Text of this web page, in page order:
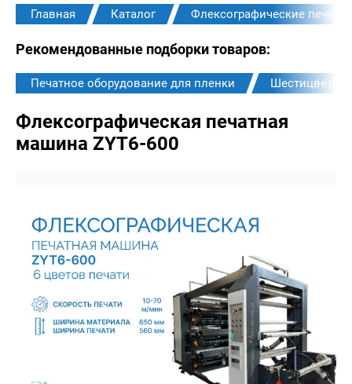
Главная Каталог Флексографические
Рекомендованные подборки товаров:
Печатное оборудование для пленки
Флексографическая печатная
машина ZYT6-600